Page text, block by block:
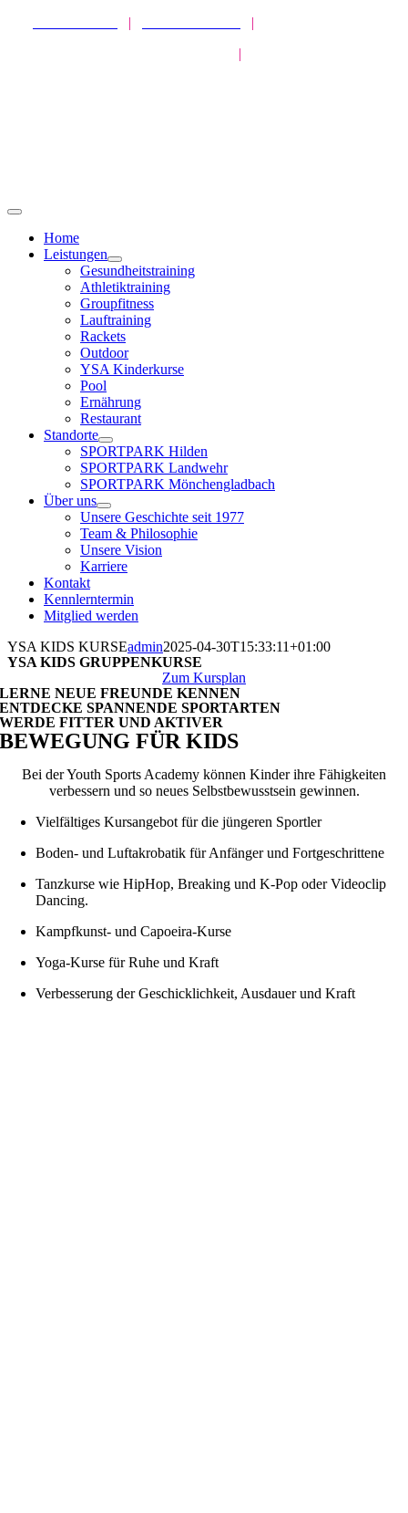
| |
|
Toggle
NavigationHome
Leistungen
Gesundheitstraining
Athletiktraining
Groupfitness
Lauftraining
Rackets
Outdoor
YSA Kinderkurse
Pool
Ernährung
Restaurant
Standorte
SPORTPARK Hilden
SPORTPARK Landwehr
SPORTPARK Mönchengladbach
Über uns
Unsere Geschichte seit 1977
Team & Philosophie
Unsere Vision
Karriere
Kontakt
Kennlerntermin
Mitglied werden
YSA KIDS KURSEadmin2025-04-30T15:33:11+01:00
YSA KIDS GRUPPENKURSE
Zum Kursplan
LERNE NEUE FREUNDE KENNEN
ENTDECKE SPANNENDE SPORTARTEN
WERDE FITTER UND AKTIVER
BEWEGUNG FÜR KIDS
Bei der Youth Sports Academy können Kinder ihre Fähigkeiten
verbessern und so neues Selbstbewusstsein gewinnen.
Vielfältiges Kursangebot für die jüngeren Sportler
Boden- und Luftakrobatik für Anfänger und Fortgeschrittene
Tanzkurse wie HipHop, Breaking und K-Pop oder Videoclip
Dancing.
Kampfkunst- und Capoeira-Kurse
Yoga-Kurse für Ruhe und Kraft
Verbesserung der Geschicklichkeit, Ausdauer und Kraft